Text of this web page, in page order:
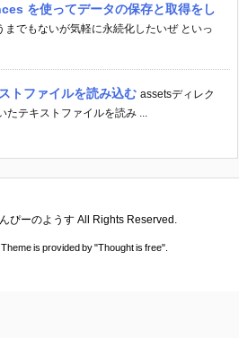
を使ってデータの保存と取得をし
までもないが気軽に永続化したいぜ といっ
トファイルを読み込む assetsディレク
たテキストファイルを読み ...
ぴーのようすAll Rights Reserved.
is provided by "Thought is free".